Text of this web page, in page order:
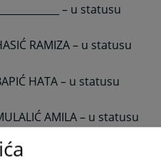
– u statusu
RAMIZA – u statusu
HATA – u statusu
AMILA – u statusu
i pomoćne poslove